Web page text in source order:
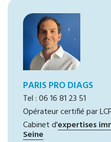
PARIS PRO DIAGS
Tel : 06 16 81 23 51
Opérateur certifié par
Cabinet d'expertises
Seine